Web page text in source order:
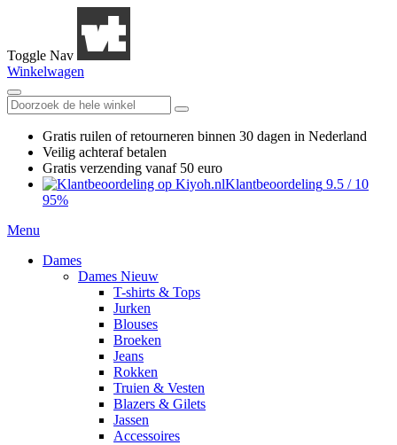
Toggle Nav
Winkelwagen
Gratis ruilen of retourneren binnen 30 dagen in Nederland
Veilig achteraf betalen
Gratis verzending vanaf 50 euro
Klantbeoordeling 9.5 / 10
95%
Menu
Dames
Dames Nieuw
T-shirts & Tops
Jurken
Blouses
Broeken
Jeans
Rokken
Truien & Vesten
Blazers & Gilets
Jassen
Accessoires